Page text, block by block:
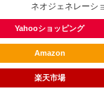
ネオジェネレーシ
Yahooショッピング
Amazon
楽天市場